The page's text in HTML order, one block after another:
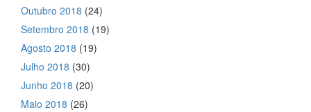
Outubro 2018 (24)
Setembro 2018 (19)
Agosto 2018 (19)
Julho 2018 (30)
Junho 2018 (20)
Maio 2018 (26)